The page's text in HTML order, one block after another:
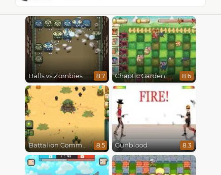
Balls vs Zombies 8.7 Chaotic Garden 8.6
Battalion Commander 8.5 Gunblood 8.3